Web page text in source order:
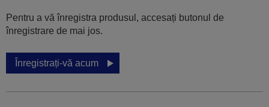
Pentru a vă înregistra produsul, accesați butonul de
înregistrare de mai jos.
Înregistrați-vă acum